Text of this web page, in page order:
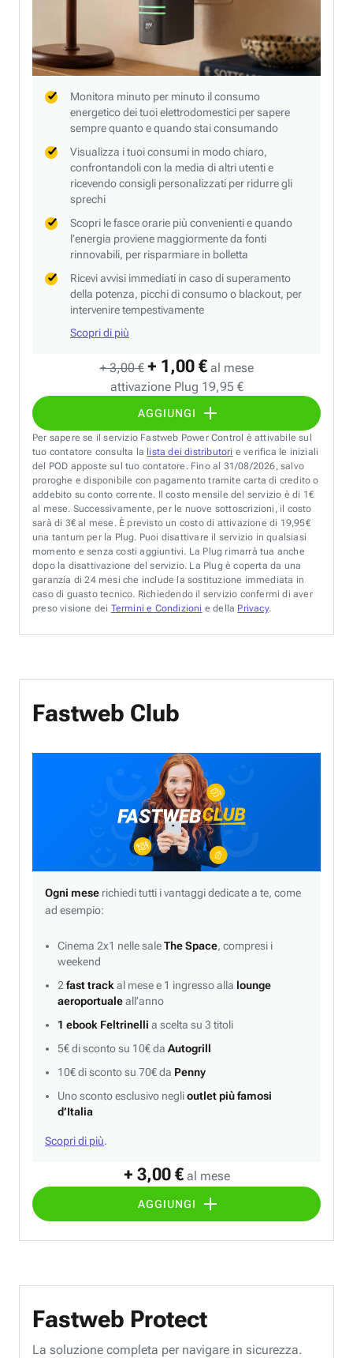
+ 3,00 € + 1,00 € al mese
attivazione Plug 19,95 €
AGGIUNGI
Monitora minuto per minuto il consumo
energetico dei tuoi elettrodomestici per sapere
sempre quanto e quando stai consumando
Visualizza i tuoi consumi in modo chiaro,
confrontandoli con la media di altri utenti e
ricevendo consigli personalizzati per ridurre gli
sprechi
Scopri le fasce orarie più convenienti e quando
l’energia proviene maggiormente da fonti
rinnovabili, per risparmiare in bolletta
Ricevi avvisi immediati in caso di superamento
della potenza, picchi di consumo o blackout, per
intervenire tempestivamente
Scopri di più
Per sapere se il servizio Fastweb Power Control è attivabile sul
tuo contatore consulta la lista dei distributori e verifica le iniziali
del POD apposte sul tuo contatore. Fino al 31/08/2026, salvo
proroghe e disponibile con pagamento tramite carta di credito o
addebito su conto corrente. Il costo mensile del servizio è di 1€
al mese. Successivamente, per le nuove sottoscrizioni, il costo
sarà di 3€ al mese. È previsto un costo di attivazione di 19,95€
una tantum per la Plug. Puoi disattivare il servizio in qualsiasi
momento e senza costi aggiuntivi. La Plug rimarrà tua anche
dopo la disattivazione del servizio. La Plug è coperta da una
garanzia di 24 mesi che include la sostituzione immediata in
caso di guasto tecnico. Richiedendo il servizio confermi di aver
preso visione dei Termini e Condizioni e della Privacy.
Fastweb Club
+ 3,00 € al mese
AGGIUNGI
Ogni mese richiedi tutti i vantaggi dedicate a te, come
ad esempio:
Cinema 2x1 nelle saleThe Space, compresi i
weekend
2 fast track al mese e 1 ingresso alla lounge
aeroportualeall’anno
1 ebook Feltrinelli a scelta su 3 titoli
5€ di sconto su 10€ da Autogrill
10€ di sconto su 70€ da Penny
Uno sconto esclusivo neglioutlet più famosi
d’Italia
Scopri di più.
Fastweb Protect
La soluzione completa per navigare in sicurezza.